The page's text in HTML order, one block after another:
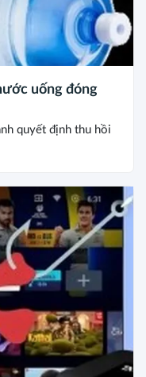
uống đóng
quyết định thu hồi